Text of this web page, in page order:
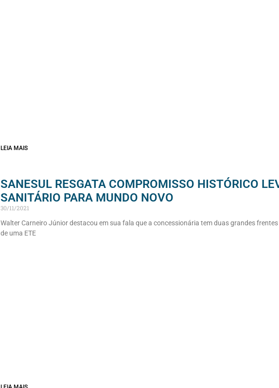
LEIA MAIS
SANESUL RESGATA COMPROMISSO HISTÓRICO
SANITÁRIO PARA MUNDO NOVO
30/11/2021
Walter Carneiro Júnior destacou em sua fala que a concessionária tem duas grandes
de uma ETE